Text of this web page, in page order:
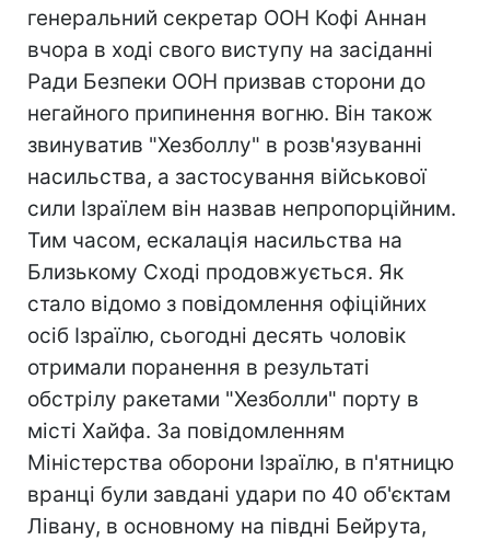
генеральний секретар ООН Кофі Аннан
вчора в ході свого виступу на засіданні
Ради Безпеки ООН призвав сторони до
негайного припинення вогню. Він також
звинуватив "Хезболлу" в розв'язуванні
насильства, а застосування військової
сили Ізраїлем він назвав непропорційним.
Тим часом, ескалація насильства на
Близькому Сході продовжується. Як
стало відомо з повідомлення офіційних
осіб Ізраїлю, сьогодні десять чоловік
отримали поранення в результаті
обстрілу ракетами "Хезболли" порту в
місті Хайфа. За повідомленням
Міністерства оборони Ізраїлю, в п'ятницю
вранці були завдані удари по 40 об'єктам
Лівану, в основному на півдні Бейрута,